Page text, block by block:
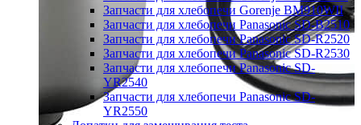
Запчасти для хлебопечи Gorenje BM910WII
Запчасти для хлебопечи Panasonic SD-B2510
Запчасти для хлебопечи Panasonic SD-R2520
Запчасти для хлебопечи Panasonic SD-R2530
Запчасти для хлебопечи Panasonic SD-
YR2540
Запчасти для хлебопечи Panasonic SD-
YR2550